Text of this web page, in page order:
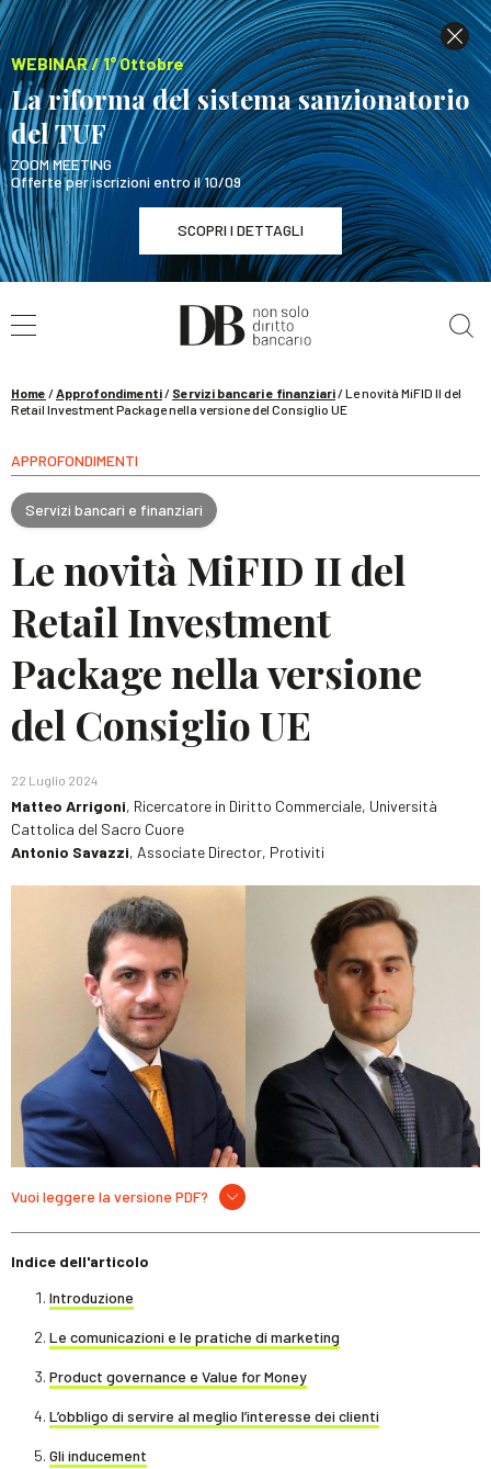
WEBINAR / 1° Ottobre
La riforma del sistema sanzionatorio
del TUF
ZOOM MEETING
Offerte per iscrizioni entro il 10/09
SCOPRI I DETTAGLI
WEBINAR / 1° Ottobre
La riforma del sistema sanzionatorio del TUF
Home /Approfondimenti/ Servizi bancari e finanziari/Le novità MiFID II del
Retail Investment Package nella versione del Consiglio UE
APPROFONDIMENTI
Servizi bancari e finanziari
Le novità MiFID II del
Retail Investment
Package nella versione
del Consiglio UE
22 Luglio 2024
Matteo Arrigoni, Ricercatore in Diritto Commerciale, Università
Cattolica del Sacro Cuore
Antonio Savazzi, Associate Director, Protiviti
Vuoi leggere la versione PDF?
Indice dell'articolo
Introduzione
Le comunicazioni e le pratiche di marketing
Product governance e Value for Money
L’obbligo di servire al meglio l’interesse dei clienti
Gli inducement